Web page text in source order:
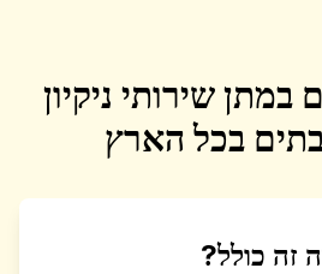
במתן שירותי ניקיון
בכל הארץ
זה כולל?